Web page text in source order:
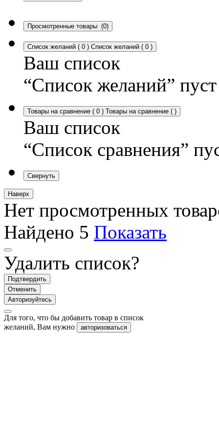
Просмотренные товары (0)
Список желаний ( 0 ) Список желаний ( 0 )
Ваш список
“Список желаний” пуст
Товары на сравнение ( 0 ) Товары на сравнение ( )
Ваш список
“Список сравнения”
Свернуть
Наверх
Нет просмотренных
Найдено 5 Показать
Удалить список?
Подтвердить
Отменить
Авторизуйтесь
Для того, что бы добавить товар в список
желаний, Вам нужно
авторизоваться